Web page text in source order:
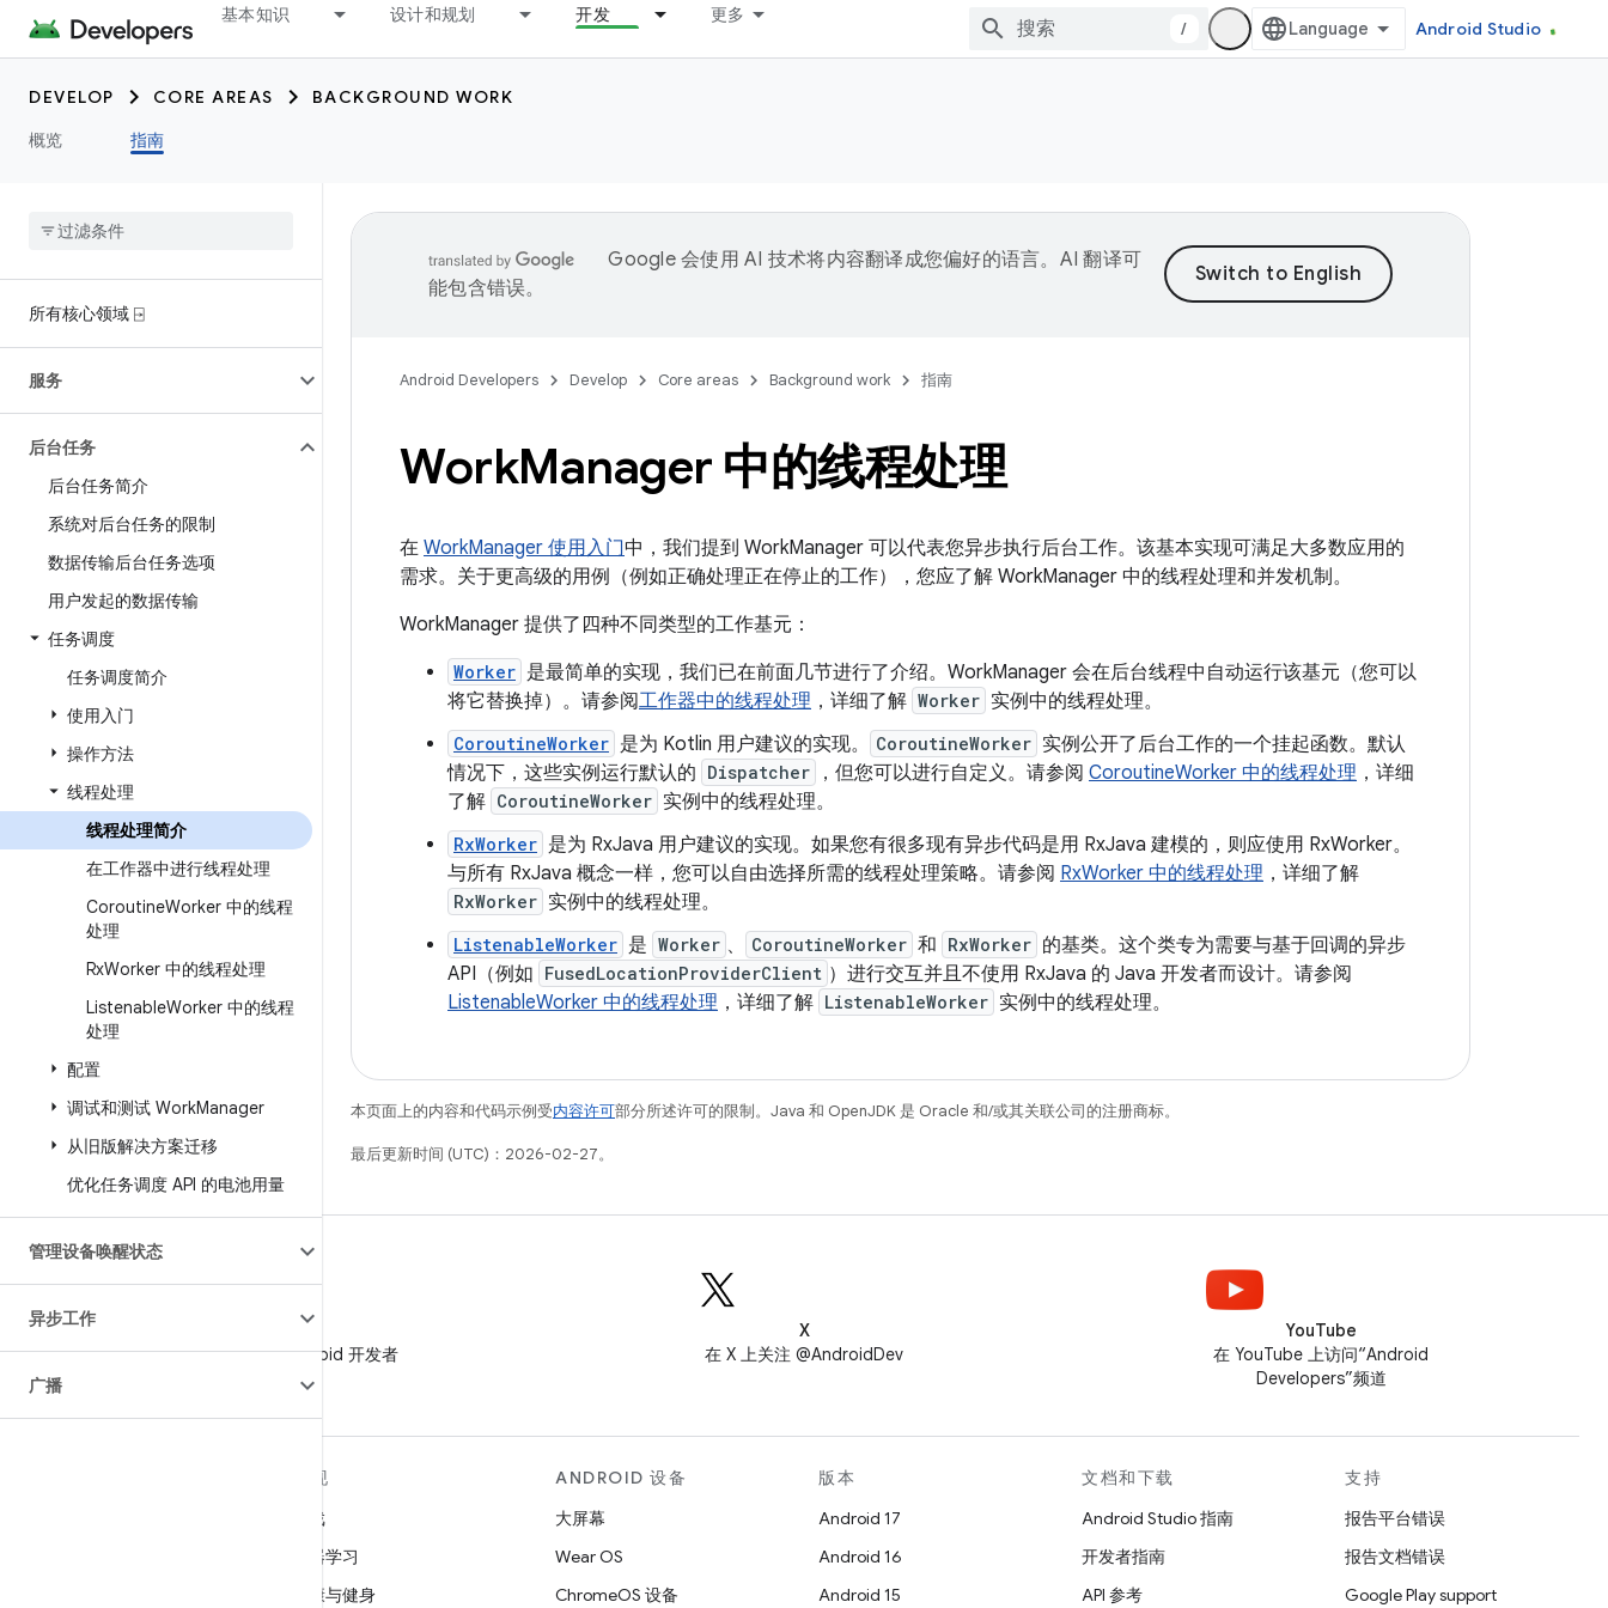
基本知识 设计和规划 开发 更多
/ Android Studio
DEVELOP CORE AREAS
BACKGROUND WORK
概览
指南
所有核心领域 ⍈
服务
后台任务
后台任务简介
系统对后台任务的限制
数据传输后台任务选项
用户发起的数据传输
任务调度
任务调度简介
使用入门
操作方法
线程处理
线程处理简介
在工作器中进行线程处理
CoroutineWorker 中的线程
处理
RxWorker 中的线程处理
ListenableWorker 中的线程
处理
配置
调试和测试 WorkManager
从旧版解决方案迁移
优化任务调度 API 的电池用量
管理设备唤醒状态
异步工作
广播
Google 会使用 AI 技术将内容翻译成您偏好的语言。AI 翻译可
能包含错误。
Android Developers Develop Core areas Background work 指南
WorkManager 中的线程处理
在 WorkManager 使用入门中，我们提到 WorkManager 可以代表您异步执行后台工作。该基本实现可满足大多数应用的
需求。关于更高级的用例（例如正确处理正在停止的工作），您应了解 WorkManager 中的线程处理和并发机制。
WorkManager 提供了四种不同类型的工作基元：
Worker 是最简单的实现，我们已在前面几节进行了介绍。WorkManager 会在后台线程中自动运行该基元（您可以
将它替换掉）。请参阅工作器中的线程处理 ，详细了解 Worker 实例中的线程处理。
CoroutineWorker 是为 Kotlin 用户建议的实现。 CoroutineWorker 实例公开了后台工作的一个挂起函数。默认
情况下，这些实例运行默认的 Dispatcher ，但您可以进行自定义。请参阅 CoroutineWorker 中的线程处理 ，详细
了解 CoroutineWorker 实例中的线程处理。
RxWorker 是为 RxJava 用户建议的实现。如果您有很多现有异步代码是用 RxJava 建模的，则应使用 RxWorker。
与所有 RxJava 概念一样，您可以自由选择所需的线程处理策略。请参阅 RxWorker 中的线程处理 ，详细了解
RxWorker 实例中的线程处理。
ListenableWorker 是 Worker 、 CoroutineWorker 和 RxWorker 的基类。这个类专为需要与基于回调的异步
API（例如 FusedLocationProviderClient ）进行交互并且不使用 RxJava 的 Java 开发者而设计。请参阅
ListenableWorker 中的线程处理 ，详细了解 ListenableWorker 实例中的线程处理。
本页面上的内容和代码示例受内容许可部分所述许可的限制。Java 和 OpenJDK 是 Oracle 和/或其关联公司的注册商标。
最后更新时间 (UTC)：2026-02-27。
在微信中关注 Android 开发者
X
在 X 上关注 @AndroidDev
YouTube
在 YouTube 上访问“Android
Developers”频道
发现
游戏
机器学习
健康与健身
ANDROID 设备
大屏幕
Wear OS
ChromeOS 设备
版本
Android 17
Android 16
Android 15
文档和下载
Android Studio 指南
开发者指南
API 参考
支持
报告平台错误
报告文档错误
Google Play support